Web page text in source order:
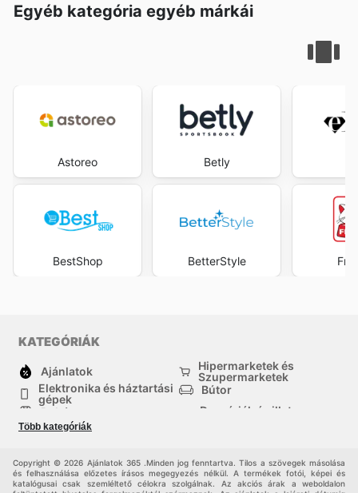
Egyéb kategória egyéb márkái
Astoreo
BestShop
Betly
BetterStyle
KATEGÓRIÁK
Ajánlatok
Hipermarketek és
Szupermarketek
Elektronika és háztartási
gépek
Bútor
Ruházat
Drogériák és illatszer-
háztartási cikkek
Több kategóriák
Copyright © 2026 Ajánlatok 365 .Minden jog fenntartva. Tilos a szövegek másolása
és felhasználása előzetes írásos megegyezés nélkül. A termékek fotói, képei és
katalógusai csak szemléltető célokra szolgálnak. Az akciós árak a weboldalon